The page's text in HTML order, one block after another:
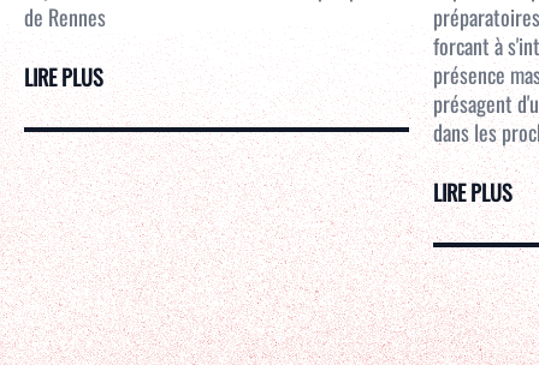
de Rennes
LIRE PLUS
forcant à
présence
présagent
dans les
LIRE PLUS